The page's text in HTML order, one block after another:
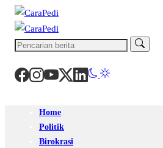
Home
Politik
Birokrasi